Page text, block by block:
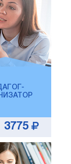
3775